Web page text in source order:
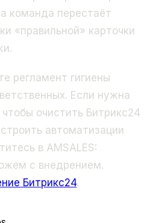
команда перестаёт
«правильной» карточки
регламент гигиены
Если нужна
очистить Битрикс24
автоматизации
в AMSALES:
с внедрением.
Битрикс24.